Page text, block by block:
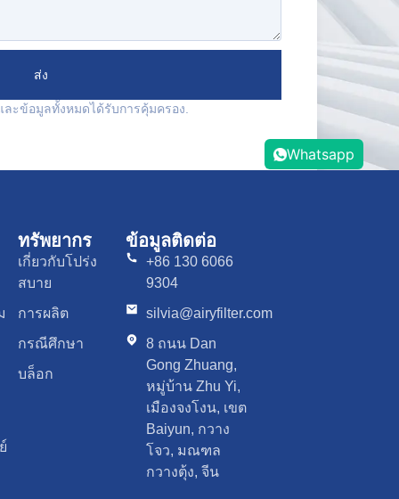
ส่ง
ะข้อมูลทั้งหมดได้รับการคุ้มครอง.
ทรัพยากร
เกี่ยวกับโปร่ง
สบาย
การผลิต
กรณีศึกษา
บล็อก
ข้อมูลติดต่อ
+86 130 6066
9304
silvia@airyfilter.com
8 ถนน Dan
Gong Zhuang,
หมู่บ้าน Zhu Yi,
เมืองจงโงน, เขต
Baiyun, กวาง
โจว, มณฑล
กวางตุ้ง, จีน
Whatsapp